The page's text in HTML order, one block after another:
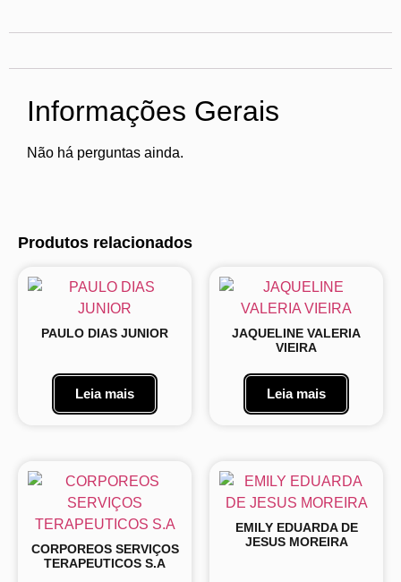
Informações Gerais
Não há perguntas ainda.
Produtos relacionados
PAULO DIAS JUNIOR
Leia mais
JAQUELINE VALERIA
VIEIRA
Leia mais
CORPOREOS SERVIÇOS
TERAPEUTICOS S.A
EMILY EDUARDA DE
JESUS MOREIRA